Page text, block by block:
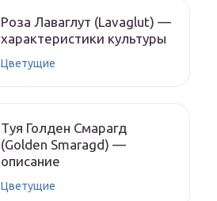
Роза Лаваглут (Lavaglut) —
характеристики культуры
Цветущие
Туя Голден Смарагд
(Golden Smaragd) —
описание
Цветущие